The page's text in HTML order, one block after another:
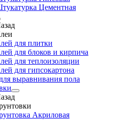
Цементная
для плитки
для блоков и кирпича
для теплоизоляции
для гипсокартона
выравнивания пола
Акриловая